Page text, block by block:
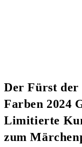
Der Fürst der
Farben 2024
Limitierte
zum